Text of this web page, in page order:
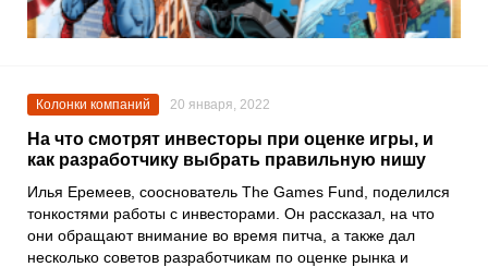
Колонки компаний 20 января, 2022
На что смотрят инвесторы при оценке игры, и
как разработчику выбрать правильную нишу
Илья Еремеев , сооснователь The Games Fund , поделился
тонкостями работы с инвесторами. Он рассказал, на что
они обращают внимание во время питча, а также дал
несколько советов разработчикам по оценке рынка и